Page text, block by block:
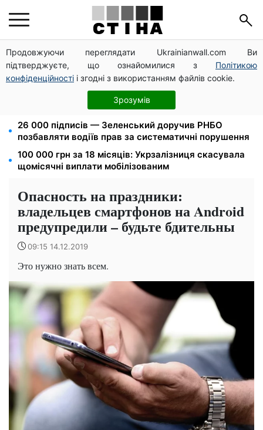
Продовжуючи переглядати Ukrainianwall.com Ви
підтверджуєте, що ознайомилися з Політикою
конфіденційності і згодні з використанням файлів cookie.
Зрозумів
Новий знак на центральній вулиці: водіям
вантажівок заборонили зупинку — штраф до 680
грн
8 451 грн замість пакунка малюка: Пенсійний фонд
пояснив, як отримати гроші
26 000 підписів — Зеленський доручив РНБО
позбавляти водіїв прав за систематичні порушення
100 000 грн за 18 місяців: Укрзалізниця скасувала
щомісячні виплати мобілізованим
Опасность на праздники:
владельцев смартфонов на Android
предупредили – будьте бдительны
09:15 14.12.2019
Это нужно знать всем.